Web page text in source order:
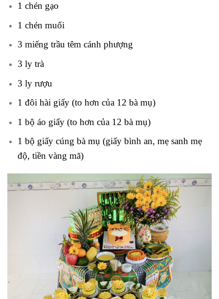
1 chén gạo
1 chén muối
3 miếng trầu têm cánh phượng
3 ly trà
3 ly rượu
1 đôi hài giấy (to hơn của 12 bà mụ)
1 bộ áo giấy (to hơn của 12 bà mụ)
1 bộ giấy cúng bà mụ (giấy bình an, mẹ sanh mẹ
độ, tiền vàng mã)